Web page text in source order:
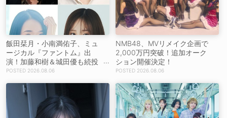
飯田栞月・小南満佑子、ミュ
ージカル『ファントム』出
演！加藤和樹＆城田優も続投
【コメントあり】
2026.08.06
NMB48、MVリメイク企画で
2,000万円突破！追加オーク
ション開催決定！
2026.08.06